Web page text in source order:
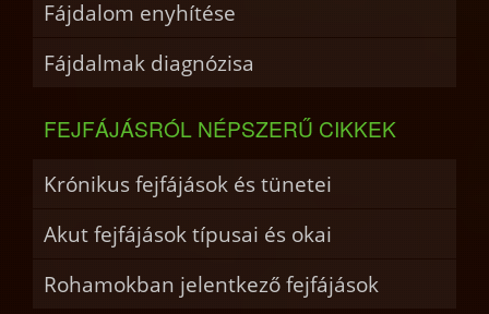
Fájdalom enyhítése
Fájdalmak diagnózisa
FEJFÁJÁSRÓL NÉPSZERŰ CIKKEK
Krónikus fejfájások és tünetei
Akut fejfájások típusai és okai
Rohamokban jelentkező fejfájások